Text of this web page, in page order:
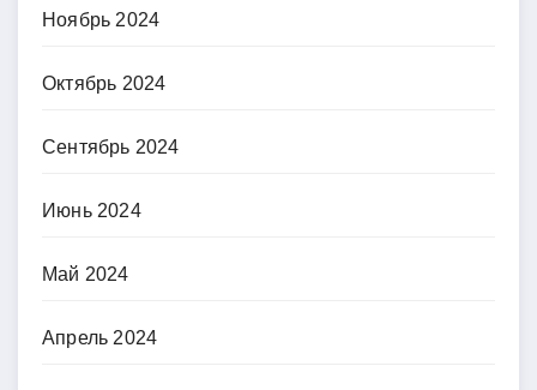
Ноябрь 2024
Октябрь 2024
Сентябрь 2024
Июнь 2024
Май 2024
Апрель 2024